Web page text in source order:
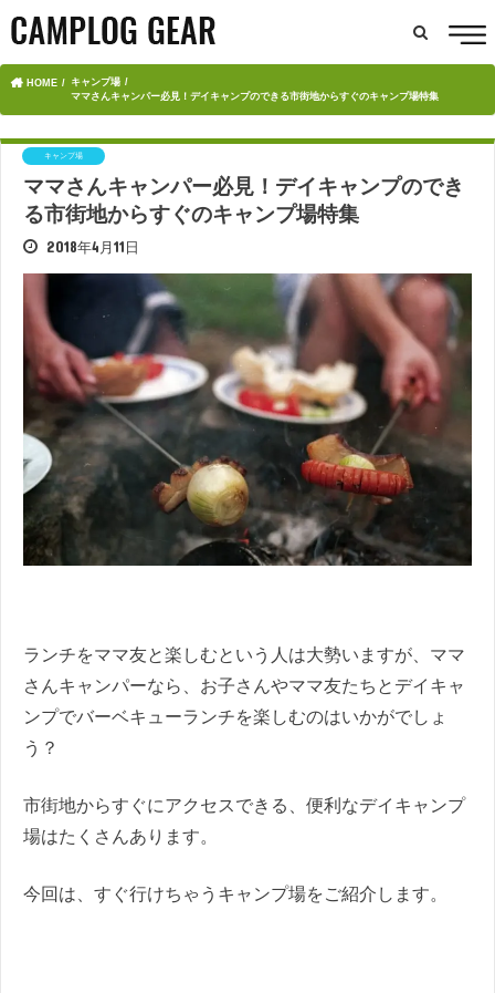
HOME
キャンプ場
ママさんキャンパー必見！デイキャンプのできる市街地からすぐのキャンプ場特集
キャンプ場
ママさんキャンパー必見！デイキャンプのでき
る市街地からすぐのキャンプ場特集
2018年4月11日
ランチをママ友と楽しむという人は大勢いますが、ママ
さんキャンパーなら、お子さんやママ友たちとデイキャ
ンプでバーベキューランチを楽しむのはいかがでしょ
う？
市街地からすぐにアクセスできる、便利なデイキャンプ
場はたくさんあります。
今回は、すぐ行けちゃうキャンプ場をご紹介します。